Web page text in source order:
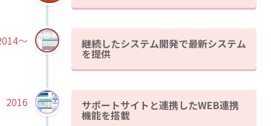
継続したシステム開発で最新システム
を提供
～
サポートサイトと連携したWEB連携
機能を搭載
2016